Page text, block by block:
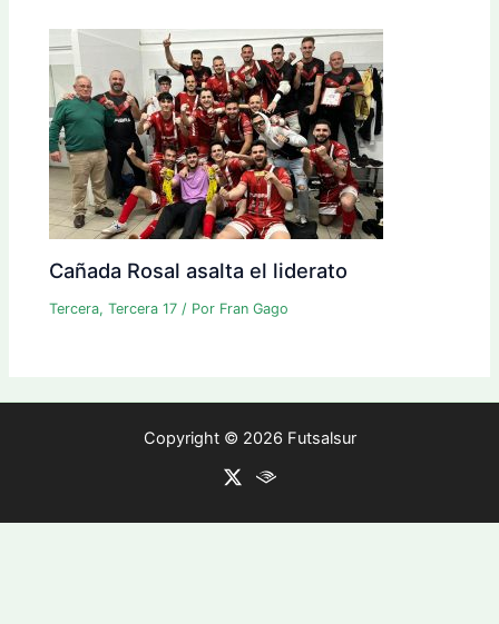
Cañada Rosal asalta el liderato
Tercera,Tercera 17 / Por Fran Gago
Copyright © 2026 Futsalsur